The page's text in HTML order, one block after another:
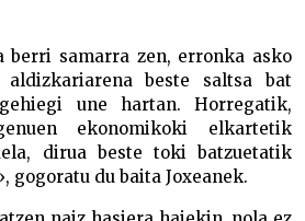
berri samarra zen, erronka asko
beste saltsa bat
une hartan. Horregatik,
ekonomikoki elkartetik
dirua beste toki batzuetatik
gogoratu du baita Joxeanek.